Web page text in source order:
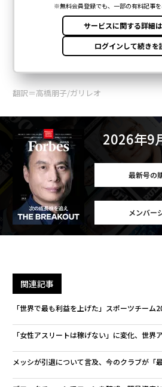
翻訳＝高橋朋子/ガリレオ
2026年9
最新号の
メンバー
関連記事
「世界で最も利益を上げた」スポーツチーム
「女性アスリートは稼げない」に変化、世界
メッシが引退について言及、今のクラブが「最